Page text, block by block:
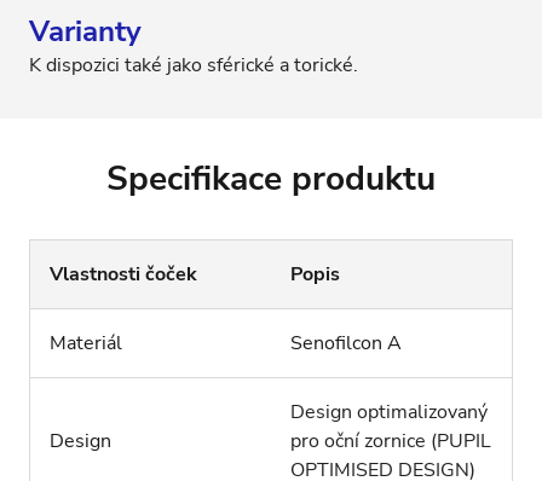
Varianty
K dispozici také jako sférické a torické.
Specifikace produktu
Vlastnosti čoček Popis
Materiál Senofilcon A
Design
Design optimalizovaný
pro oční zornice (PUPIL
OPTIMISED DESIGN)